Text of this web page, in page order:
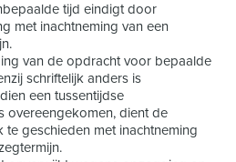
tijd eindigt door
met inachtneming van een
van de opdracht voor bepaalde
schriftelijk anders is
een tussentijdse
overeengekomen, dient de
geschieden met inachtneming